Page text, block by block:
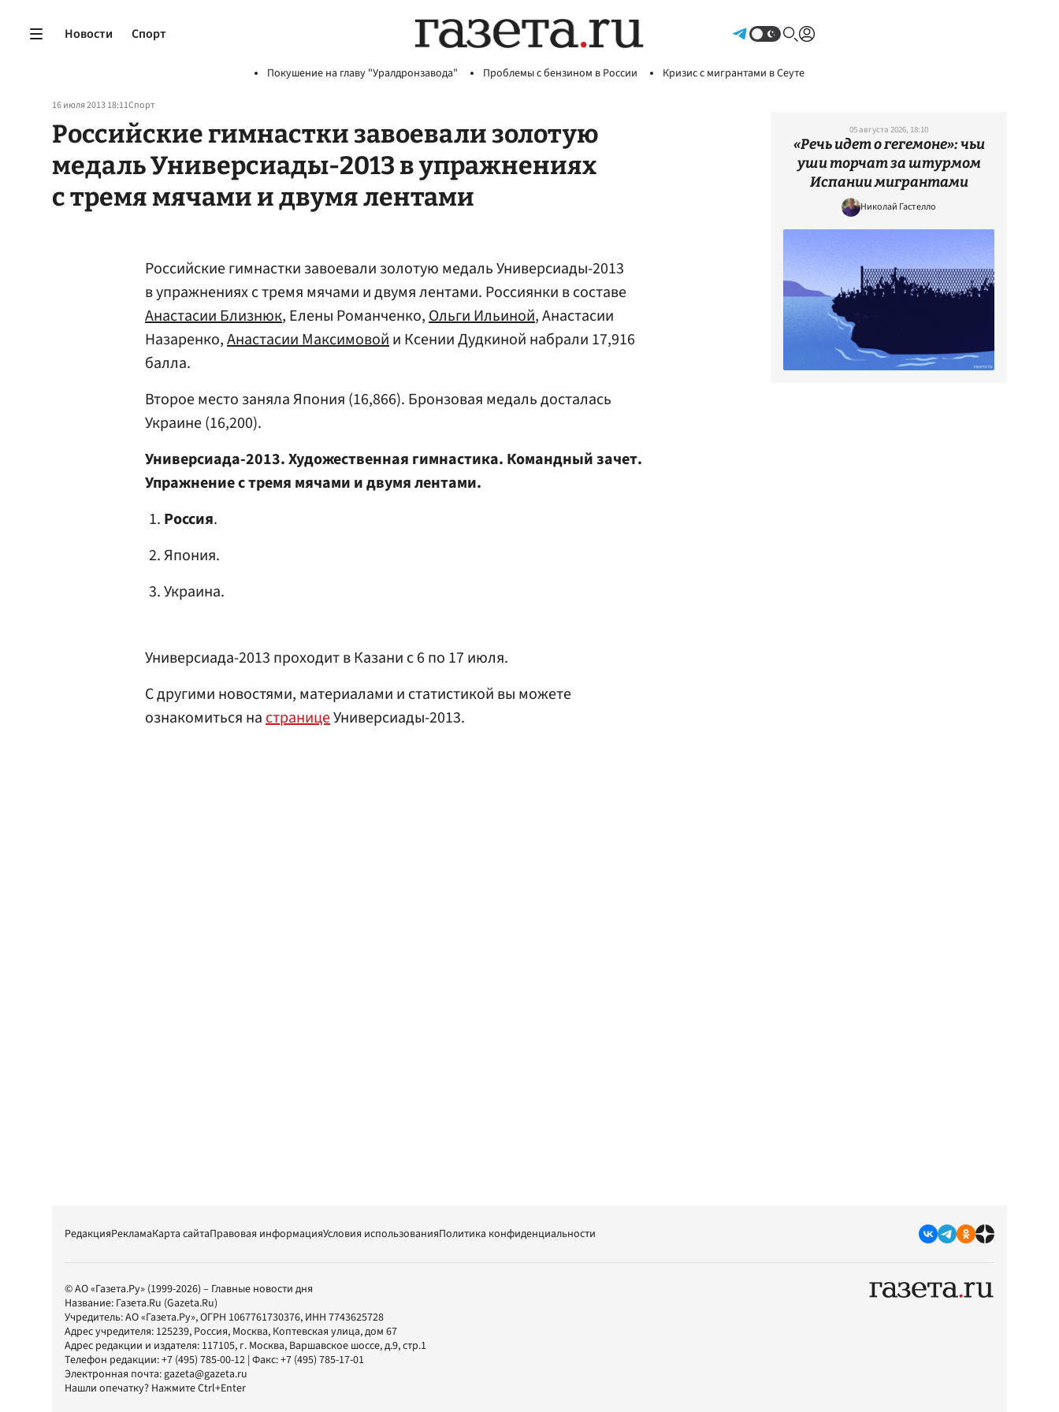
Новости Спорт
Покушение на главу "Уралдронзавода" Проблемы с бензином в России Кризис с мигрантами в Сеуте
16 июля 2013 18:11Спорт
Российские гимнастки завоевали золотую
медаль Универсиады-2013 в упражнениях
с тремя мячами и двумя лентами
Российские гимнастки завоевали золотую медаль Универсиады-2013
в упражнениях с тремя мячами и двумя лентами. Россиянки в составе
Анастасии Близнюк, Елены Романченко,Ольги Ильиной, Анастасии
Назаренко,Анастасии Максимовойи Ксении Дудкиной набрали 17,916
балла.
Второе место заняла Япония (16,866). Бронзовая медаль досталась
Украине (16,200).
Универсиада-2013. Художественная гимнастика. Командный зачет.
Упражнение с тремя мячами и двумя лентами.
Россия.
Япония.
Украина.
Универсиада-2013 проходит в Казани с 6 по 17 июля.
С другими новостями, материалами и статистикой вы можете
ознакомиться настраницеУниверсиады-2013.
05 августа 2026, 18:10
«Речь идет о гегемоне»: чьи
уши торчат за штурмом
Испании мигрантами
Николай Гастелло
РедакцияРекламаКарта сайтаПравовая информацияУсловия использованияПолитика конфиденциальности
© АО «Газета.Ру» (1999-2026) – Главные новости дня
Название: Газета.Ru (Gazeta.Ru)
Учредитель:АО «Газета.Ру», ОГРН 1067761730376, ИНН 7743625728
Адрес учредителя: 125239, Россия, Москва, Коптевская улица, дом 67
Адрес редакции и издателя: 117105, г. Москва, Варшавское шоссе, д.9, стр.1
Телефон редакции:+7 (495) 785-00-12 | Факс:+7 (495) 785-17-01
Электронная почта:gazeta@gazeta.ru
Нашли опечатку? Нажмите Ctrl+Enter